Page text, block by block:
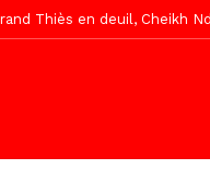
Thiès en deuil, Cheikh
Serigne Abdoulaye
Nehma Aïdara
L’hôpital Seydi El Hadji